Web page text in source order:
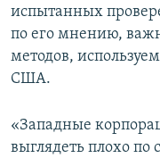
испытанных
по его мнению,
методов,
США.
«Западные
выглядеть плохо